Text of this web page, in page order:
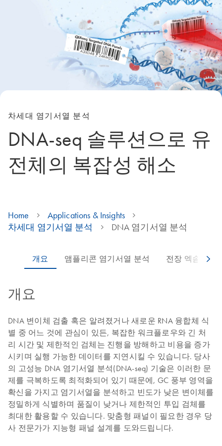
차세대 염기서열 분석
DNA-seq 솔루션으로 유
전체의 복잡성 해소
Home
Applications & Insights
차세대 염기서열 분석
DNA 염기서열 분석
개요
DNA 변이체 검출 혹은 알려졌거나 새로운 RNA 융합체 식
별 중 어느 것에 관심이 있든, 복잡한 워크플로우와 긴 처
리 시간 및 제한적인 검체는 진행을 방해하고 비용을 증가
시키며 실행 가능한 데이터를 지연시킬 수 있습니다. 당사
의 고성능 DNA 염기서열 분석(DNA-seq) 기술은 이러한 문
제를 극복하도록 최적화되어 있기 때문에, GC 풍부 영역을
확신을 가지고 염기서열을 분석하고 빈도가 낮은 변이체를
정밀하게 식별하며 품질이 낮거나 제한적인 투입 검체를
최대한 활용할 수 있습니다. 맞춤형 패널이 필요한 경우 당
사 전문가가 지능형 패널 설계를 도와드립니다.